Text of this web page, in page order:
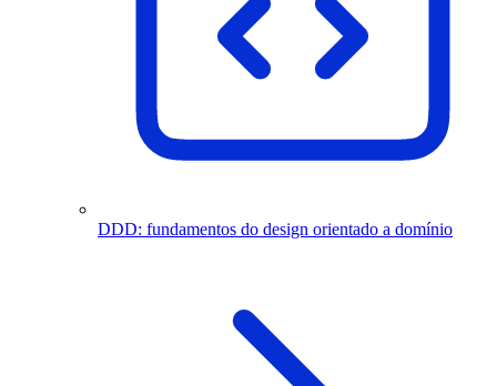
DDD: fundamentos do design orientado a domínio